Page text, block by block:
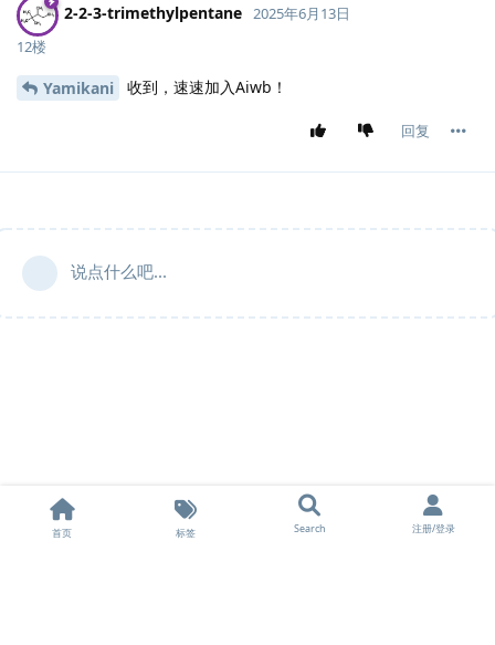
2-2-3-trimethylpentane 2025年6月13日
12楼
Yamikani 收到，速速加入Aiwb！
回复
说点什么吧...
首页 标签 Search 注册/登录